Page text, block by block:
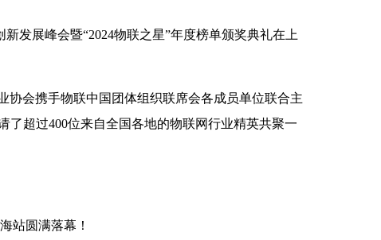
发展峰会暨“2024物联之星”年度榜单颁奖典礼在上
会携手物联中国团体组织联席会各成员单位联合主
超过400位来自全国各地的物联网行业精英共聚一
站圆满落幕！